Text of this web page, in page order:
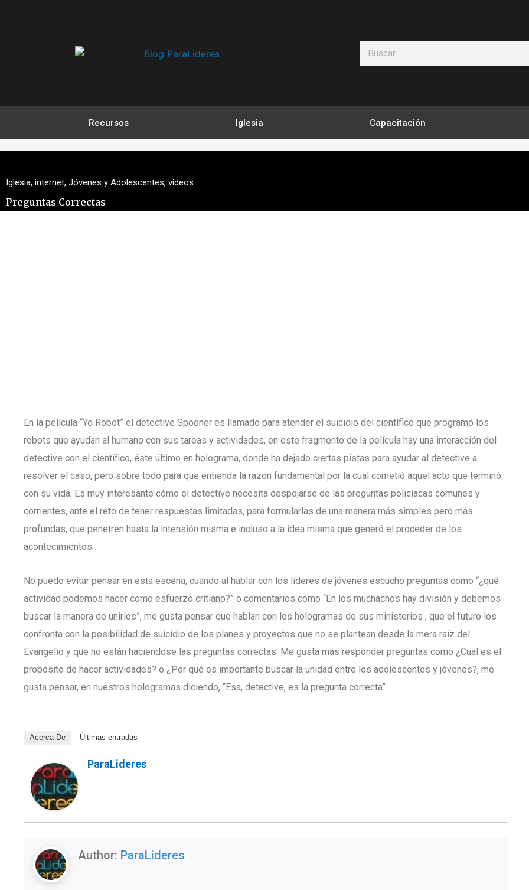
Search
Recursos Iglesia Capacitación
Iglesia, internet, Jóvenes y Adolescentes, videos
Preguntas Correctas
En la película “Yo Robot” el detective Spooner es llamado para atender el suicidio del científico que programó los
robots que ayudan al humano con sus tareas y actividades, en este fragmento de la película hay una interacción del
detective con el científico, éste último en holograma, donde ha dejado ciertas pistas para ayudar al detective a
resolver el caso, pero sobre todo para que entienda la razón fundamental por la cual cometió aquel acto que terminó
con su vida. Es muy interesante cómo el detective necesita despojarse de las preguntas policiacas comunes y
corrientes, ante el reto de tener respuestas limitadas, para formularlas de una manera más simples pero más
profundas, que penetren hasta la intensión misma e incluso a la idea misma que generó el proceder de los
acontecimientos.
No puedo evitar pensar en esta escena, cuando al hablar con los líderes de jóvenes escucho preguntas como “¿qué
actividad podemos hacer como esfuerzo critiano?” o comentarios como “En los muchachos hay división y debemos
buscar la manera de unirlos”, me gusta pensar que hablan con los hologramas de sus ministerios , que el futuro los
confronta con la posibilidad de suicidio de los planes y proyectos que no se plantean desde la mera raíz del
Evangelio y que no están haciendose las preguntas correctas. Me gusta más responder preguntas como ¿Cuál es el
propósito de hacer actividades? o ¿Por qué es importante buscar la unidad entre los adolescentes y jóvenes?, me
gusta pensar, en nuestros hologramas diciendo, “Esa, detective, es la pregunta correcta”.
Acerca De Últimas entradas
ParaLideres
Author: ParaLideres